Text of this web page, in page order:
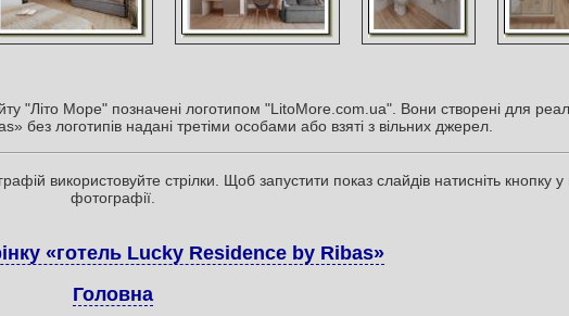
"Літо Море" позначені логотипом "LitoMore.com.ua". Вони створені для
без логотипів надані третіми особами або взяті з вільних джерел.
використовуйте стрілки. Щоб запустити показ слайдів натисніть кнопку у
фотографії.
«готель Lucky Residence by Ribas»
Головна